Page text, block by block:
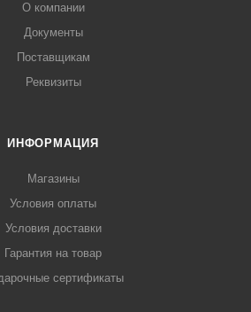
О компании
Документы
Поставщикам
Реквизиты
ИНФОРМАЦИЯ
Магазины
Условия оплаты
Условия доставки
Гарантия на товар
сертификаты